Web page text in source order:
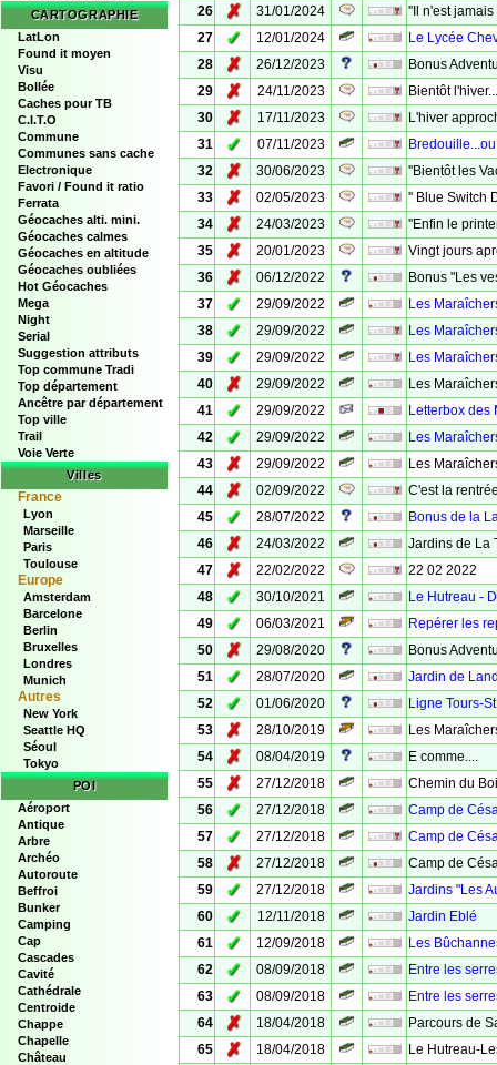
CARTOGRAPHIE
LatLon
Found it moyen
Visu
Bollée
Caches pour TB
C.I.T.O
Commune
Communes sans cache
Electronique
Favori / Found it ratio
Ferrata
Géocaches alti. mini.
Géocaches calmes
Géocaches en altitude
Géocaches oubliées
Hot Géocaches
Mega
Night
Serial
Suggestion attributs
Top commune Tradi
Top département
Ancêtre par département
Top ville
Trail
Voie Verte
Villes
France
Lyon
Marseille
Paris
Toulouse
Europe
Amsterdam
Barcelone
Berlin
Bruxelles
Londres
Munich
Autres
New York
Seattle HQ
Séoul
Tokyo
POI
Aéroport
Antique
Arbre
Archéo
Autoroute
Beffroi
Bunker
Camping
Cap
Cascades
Cavité
Cathédrale
Centroide
Chappe
Chapelle
Château
26
✗ 31/01/2024
''Il n'est jamais
27
✓ 12/01/2024
Le Lycée
28
✗ 26/12/2023
Bonus
29
✗ 24/11/2023
Bientôt
30
✗ 17/11/2023
L'hiver
31
✓ 07/11/2023
32
✗ 30/06/2023
''Bientôt les
33
✗ 02/05/2023
'' Blue Switch
34
✗ 24/03/2023
''Enfin le
35
✗ 20/01/2023
Vingt jours
36
✗ 06/12/2022
Bonus "Les
37
✓ 29/09/2022
Les
38
✓ 29/09/2022
Les
39
✓ 29/09/2022
Les
40
✗ 29/09/2022
Les
41
✓ 29/09/2022
Letterbox des
42
✓ 29/09/2022
Les
43
✗ 29/09/2022
Les
44
✗ 02/09/2022
C'est la
45
✓ 28/07/2022
Bonus de la
46
✗ 24/03/2022
Jardins de La
47
✗ 22/02/2022
22 02 2022
48
✓ 30/10/2021
Le Hutreau -
49
✓ 06/03/2021
Repérer les
50
✗ 29/08/2020
Bonus
51
✓ 28/07/2020
Jardin de
52
✓ 01/06/2020
Ligne Tours-
53
✗ 28/10/2019
Les
54
✗ 08/04/2019
E comme....
55
✗ 27/12/2018
Chemin du
56
✓ 27/12/2018
Camp de
57
✓ 27/12/2018
Camp de
58
✗ 27/12/2018
Camp de
59
✓ 27/12/2018
Jardins "Les
60
✓ 12/11/2018
Jardin Eblé
61
✓ 12/09/2018
Les
62
✓ 08/09/2018
Entre les
63
✓ 08/09/2018
Entre les
64
✗ 18/04/2018
Parcours de
65
✗ 18/04/2018
Le Hutreau-